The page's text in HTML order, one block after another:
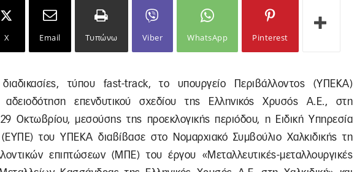
X Email Τυπώνω Viber WhatsApp Pinterest
τύπου fast-track, το υπουργείο Περιβάλλοντος (ΥΠΕΚΑ)
επενδυτικού σχεδίου της Ελληνικός Χρυσός Α.Ε., στη
29 Οκτωβρίου, μεσούσης της προεκλογικής περιόδου, η Ειδική Υπηρεσία
(ΕΥΠΕ) του ΥΠΕΚΑ διαβίβασε στο Νομαρχιακό Συμβούλιο Χαλκιδικής τη
επιπτώσεων (ΜΠΕ) του έργου «Μεταλλευτικές-μεταλλουργικές